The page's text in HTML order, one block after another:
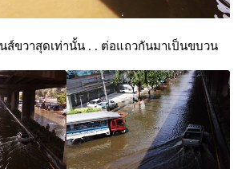
นส์ขวาสุดเท่านั้น . . ต่อแถวกันมาเป็นขบวน